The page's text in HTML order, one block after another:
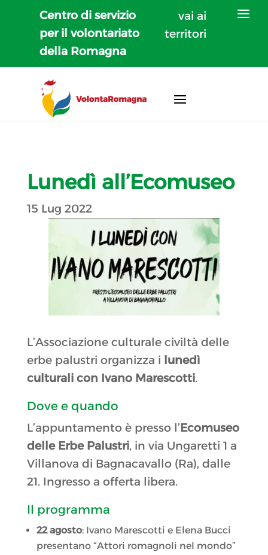
Centro di servizio
per il volontariato
della Romagna
vai ai
territori
Lunedì all’Ecomuseo
15 Lug 2022
L’Associazione culturale civiltà delle
erbe palustri organizza i lunedì
culturali con Ivano Marescotti.
Dove e quando
L’appuntamento è presso l’Ecomuseo
delle Erbe Palustri, in via Ungaretti 1 a
Villanova di Bagnacavallo (Ra), dalle
21. Ingresso a offerta libera.
Il programma
22 agosto: Ivano Marescotti e Elena Bucci
presentano “Attori romagnoli nel mondo”